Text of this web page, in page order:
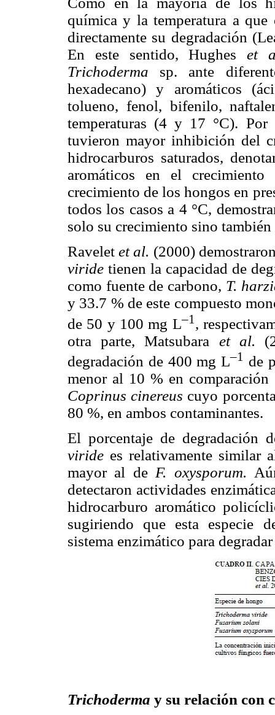
química y la temperatura a que
directamente su degradación
En este sentido, Hugheset
Trichoderma sp. ante
hexadecano) y aromáticos
tolueno, fenol, bifenilo,
temperaturas (4 y 17 °C). Por
tuvieron mayor inhibición del
hidrocarburos saturados,
aromáticos en el
crecimiento de los hongos en
todos los casos a 4 °C,
solo su crecimiento sino
Raveletet al. (2000)
viridetienen la capacidad de
como fuente de carbono, T.
y 33.7 % de este compuesto
de 50 y 100 mg L–1 ,
otra parte, Matsubara et al.
degradación de 400 mg L–1 de
menor al 10 % en
Coprinus cinereus cuyo
80 %, en ambos contaminantes.
El porcentaje de degradación
viride es relativamente similar
mayor al de F. oxysporum.
detectaron actividades
hidrocarburo aromático
sugiriendo que esta especie
sistema enzimático para
Trichoderma y su relación con